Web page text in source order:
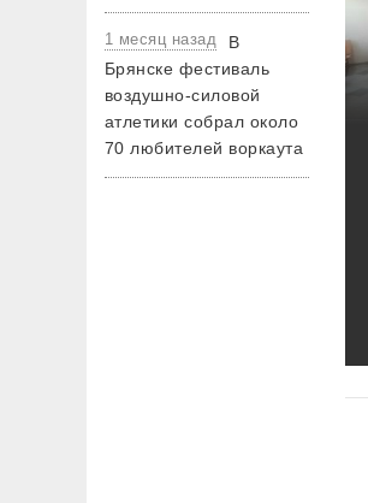
1 месяц назад
В
Брянске фестиваль
воздушно-силовой
атлетики собрал около
70 любителей воркаута